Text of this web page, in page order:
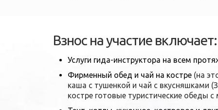
Взнос на участие включает:
Услуги гида-инструктора на всем
Фирменный обед и чай на костре (на
каша с тушенкой и чай с вкусняшками
костре готовые туристические обеды